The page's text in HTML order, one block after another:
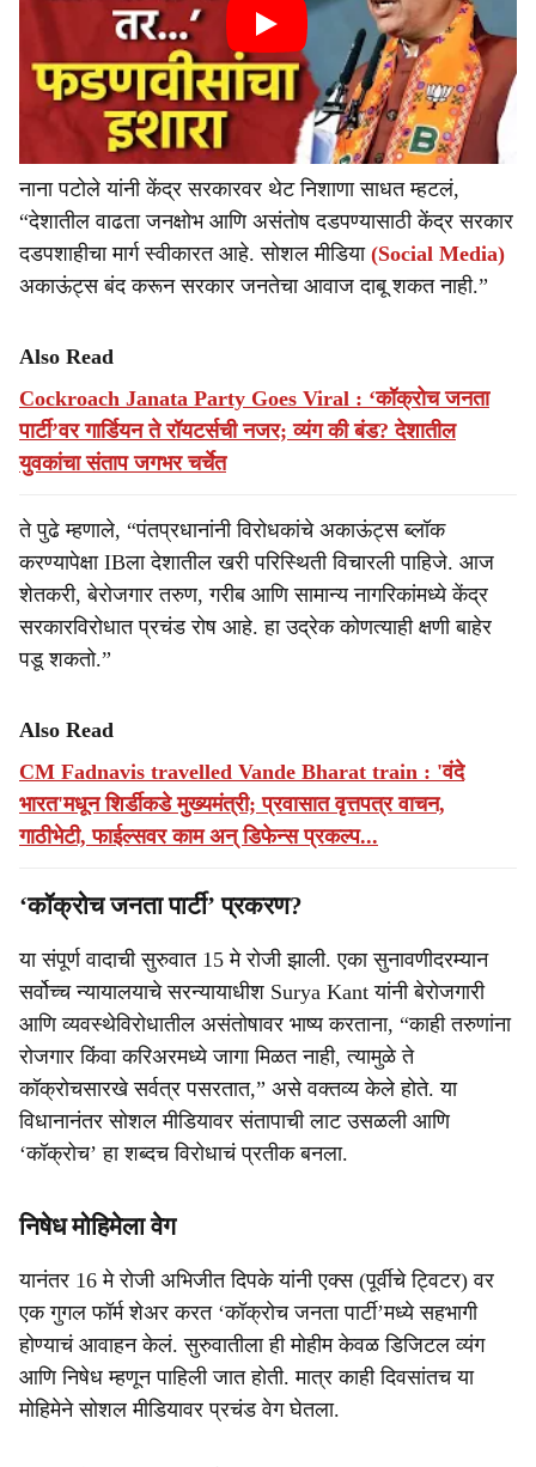
नाना पटोले यांनी केंद्र सरकारवर थेट निशाणा साधत म्हटलं,
“देशातील वाढता जनक्षोभ आणि असंतोष दडपण्यासाठी केंद्र सरकार
दडपशाहीचा मार्ग स्वीकारत आहे. सोशल मीडिया (Social Media)
अकाऊंट्स बंद करून सरकार जनतेचा आवाज दाबू शकत नाही.”
Also Read
Cockroach Janata Party Goes Viral : ‘कॉक्रोच जनता
पार्टी’वर गार्डियन ते रॉयटर्सची नजर; व्यंग की बंड? देशातील
युवकांचा संताप जगभर चर्चेत
ते पुढे म्हणाले, “पंतप्रधानांनी विरोधकांचे अकाऊंट्स ब्लॉक
करण्यापेक्षा IBला देशातील खरी परिस्थिती विचारली पाहिजे. आज
शेतकरी, बेरोजगार तरुण, गरीब आणि सामान्य नागरिकांमध्ये केंद्र
सरकारविरोधात प्रचंड रोष आहे. हा उद्रेक कोणत्याही क्षणी बाहेर
पडू शकतो.”
Also Read
CM Fadnavis travelled Vande Bharat train : 'वंदे
भारत'मधून शिर्डीकडे मुख्यमंत्री; प्रवासात वृत्तपत्र वाचन,
गाठीभेटी, फाईल्सवर काम अन् डिफेन्स प्रकल्प...
‘कॉक्रोच जनता पार्टी’ प्रकरण?
या संपूर्ण वादाची सुरुवात 15 मे रोजी झाली. एका सुनावणीदरम्यान
सर्वोच्च न्यायालयाचे सरन्यायाधीश Surya Kant यांनी बेरोजगारी
आणि व्यवस्थेविरोधातील असंतोषावर भाष्य करताना, “काही तरुणांना
रोजगार किंवा करिअरमध्ये जागा मिळत नाही, त्यामुळे ते
कॉक्रोचसारखे सर्वत्र पसरतात,” असे वक्तव्य केले होते. या
विधानानंतर सोशल मीडियावर संतापाची लाट उसळली आणि
‘कॉक्रोच’ हा शब्दच विरोधाचं प्रतीक बनला.
निषेध मोहिमेला वेग
यानंतर 16 मे रोजी अभिजीत दिपके यांनी एक्स (पूर्वीचे ट्विटर) वर
एक गुगल फॉर्म शेअर करत ‘कॉक्रोच जनता पार्टी’मध्ये सहभागी
होण्याचं आवाहन केलं. सुरुवातीला ही मोहीम केवळ डिजिटल व्यंग
आणि निषेध म्हणून पाहिली जात होती. मात्र काही दिवसांतच या
मोहिमेने सोशल मीडियावर प्रचंड वेग घेतला.